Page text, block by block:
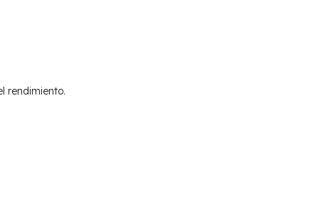
rendimiento.